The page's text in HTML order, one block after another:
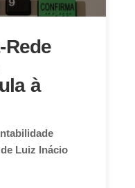
Rede
à
Luiz Inácio